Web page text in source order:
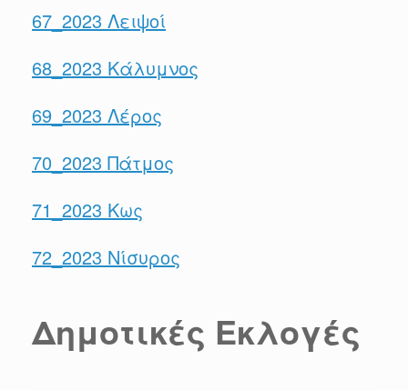
67_2023 Λειψοί
68_2023 Κάλυμνος
69_2023 Λέρος
70_2023 Πάτμος
71_2023 Κως
72_2023 Νίσυρος
Δημοτικές Εκλογές